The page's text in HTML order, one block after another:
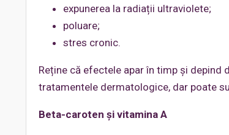
expunerea la radiații ultraviolete;
poluare;
stres cronic.
Reține că efectele apar în timp și
tratamentele dermatologice, dar poate
Beta-caroten și vitamina A